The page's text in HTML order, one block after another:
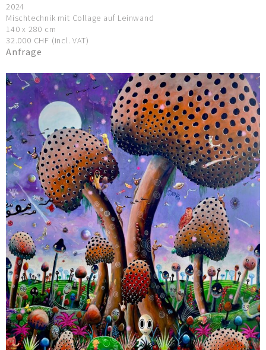
2024
Mischtechnik mit Collage auf Leinwand
140 x 280 cm
32.000 CHF (incl. VAT)
Anfrage